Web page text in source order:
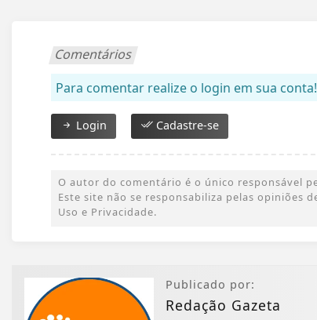
Comentários
Para comentar realize o login em sua conta!
Login Cadastre-se
O autor do comentário é o único responsável
Este site não se responsabiliza pelas opiniões
Uso e Privacidade.
Publicado por:
Redação Gazeta